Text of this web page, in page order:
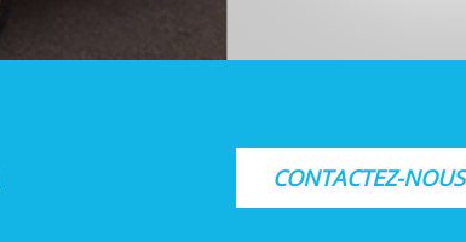
CONTACTEZ-NOUS